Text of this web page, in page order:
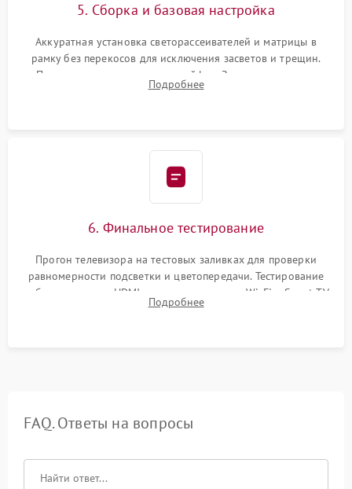
5. Сборка и базовая настройка
Аккуратная установка светорассеивателей и матрицы в
рамку без перекосов для исключения засветов и трещин.
Подключение внутренних шлейфов. Закрытие корпуса.
Сброс настроек и обновление программного обеспечения.
Подробнее
6. Финальное тестирование
Прогон телевизора на тестовых заливках для проверки
равномерности подсветки и цветопередачи. Тестирование
работы разъемов HDMI, динамиков, модуля Wi-Fi и Smart TV
в рабочем режиме в течение нескольких часов.
Подробнее
FAQ. Ответы на вопросы